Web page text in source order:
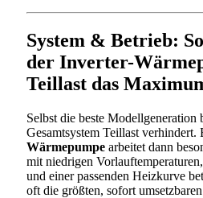
System & Betrieb:
der Inverter-
Teillast das
Selbst die beste
Gesamtsystem Teillast verhindert.
Wärmepumpe arbeitet dann
mit niedrigen
und einer passenden Heizkurve
oft die größten, sofort